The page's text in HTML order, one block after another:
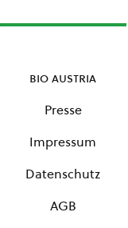
bio austria
Presse
Impressum
Datenschutz
AGB